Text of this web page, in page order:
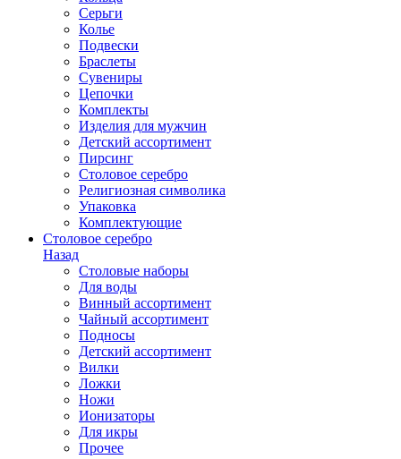
Серьги
Колье
Подвески
Браслеты
Сувениры
Цепочки
Комплекты
Изделия для мужчин
Детский ассортимент
Пирсинг
Столовое серебро
Религиозная символика
Упаковка
Комплектующие
Столовое серебро
Назад
Столовые наборы
Для воды
Винный ассортимент
Чайный ассортимент
Подносы
Детский ассортимент
Вилки
Ложки
Ножи
Ионизаторы
Для икры
Прочее